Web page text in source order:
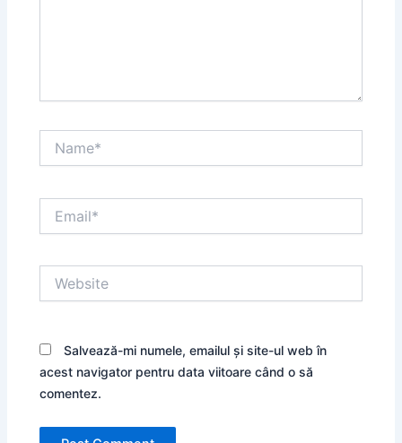
Salvează-mi numele, emailul și site-ul web în
acest navigator pentru data viitoare când o să
comentez.